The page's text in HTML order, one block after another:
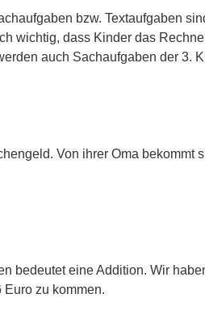
bzw. Textaufgaben
wichtig, dass Kinder das
auch Sachaufgaben der 3.
Von ihrer Oma
bedeutet eine Addition. Wir
zu kommen.